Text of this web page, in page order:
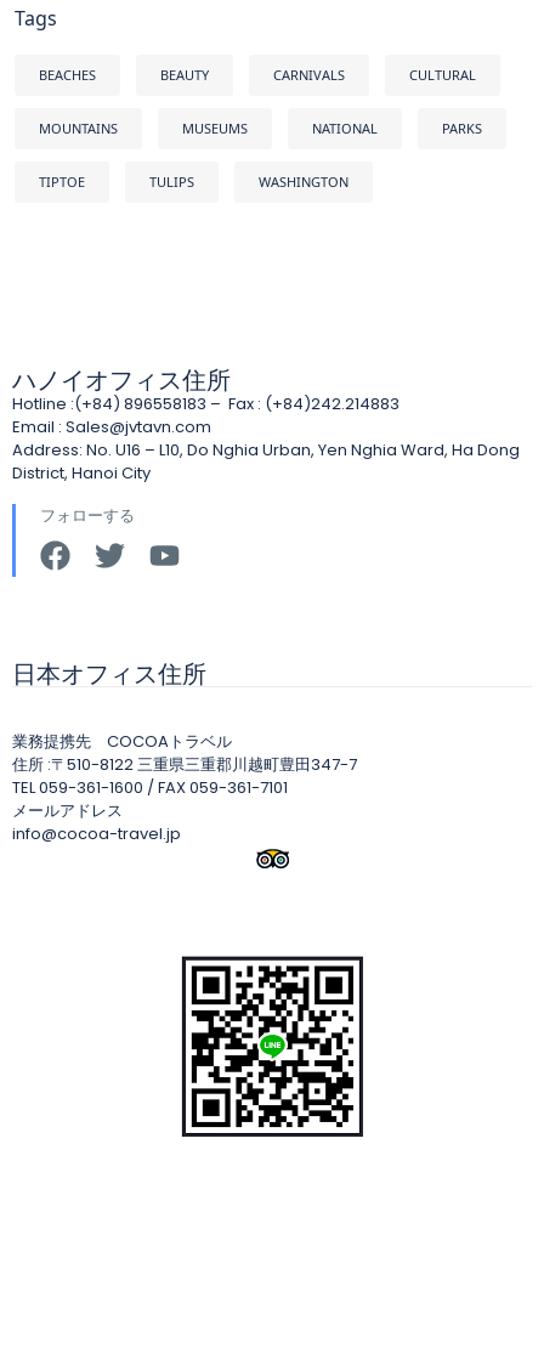
Tags
BEACHES BEAUTY CARNIVALS CULTURAL
MOUNTAINS MUSEUMS NATIONAL PARKS
TIPTOE TULIPS WASHINGTON
ハノイオフィス住所
Hotline :(+84) 896558183 – Fax : (+84)242.214883
Email : Sales@jvtavn.com
Address: No. U16 – L10, Do Nghia Urban, Yen Nghia Ward, Ha Dong
District, Hanoi City
フォローする
日本オフィス住所
業務提携先 COCOAトラベル
住所 :〒510-8122 三重県三重郡川越町豊田347-7
TEL 059-361-1600 / FAX 059-361-7101
メールアドレス
info@cocoa-travel.jp